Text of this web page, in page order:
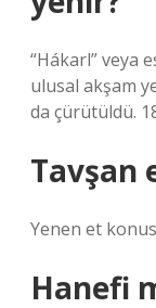
“Hákarl” veya
ulusal akşam
da çürütüldü.
Tavşan
Yenen et
Hanefi